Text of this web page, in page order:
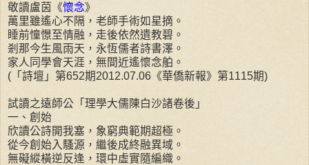
敬讀盧茵《懷念》
萬里雖遙心不隔，老師手術如星摘。
睡前憧憬至情融，走後依然遺教碧。
剎那今生風雨天，永恆儒者詩書澤。
家人同學會天涯，無間近遙懷念舶。
(「詩壇」第652期2012.07.06《華僑新報》第1115期)
試讀之遠師公「理學大儒陳白沙諸卷後」
一、創始
欣讀公詩開我塞，象窮典範期超極。
從今創始入騷源，繼後成終融異域。
無礙縱橫逆反逢，環中虛實隨編織。